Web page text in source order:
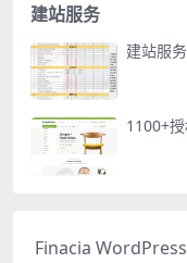
建站服务
建站服
1100+
Finacia